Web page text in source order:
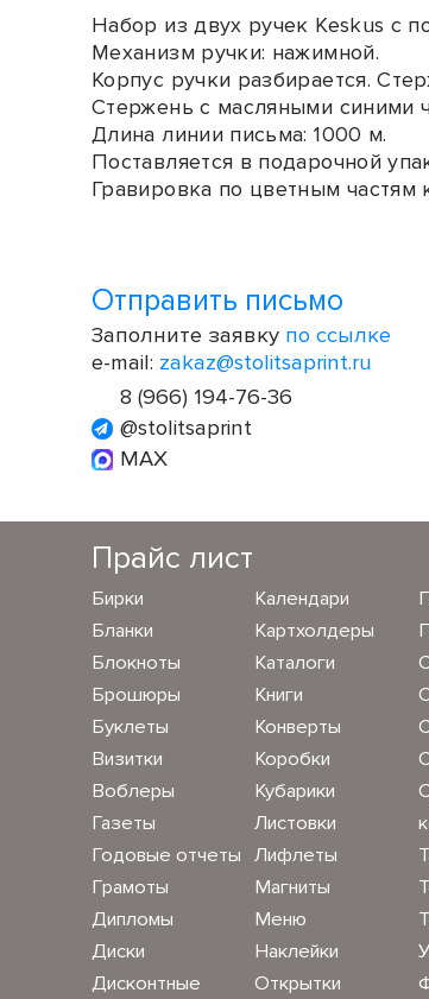
Набор из двух ручек Keskus с
Механизм ручки: нажимной.
Корпус ручки разбирается.
Стержень с масляными синими
Длина линии письма: 1000 м.
Поставляется в подарочной
Гравировка по цветным частям
Отправить письмо
Заполните заявку по ссылке
e-mail: zakaz@stolitsaprint.ru
8 (966) 194-76-36
@stolitsaprint
MAX
Прайс лист
Бирки
Бланки
Блокноты
Брошюры
Буклеты
Визитки
Воблеры
Газеты
Годовые отчеты
Грамоты
Дипломы
Диски
Дисконтные
Календари
Картхолдеры
Каталоги
Книги
Конверты
Коробки
Кубарики
Листовки
Лифлеты
Магниты
Меню
Наклейки
Открытки